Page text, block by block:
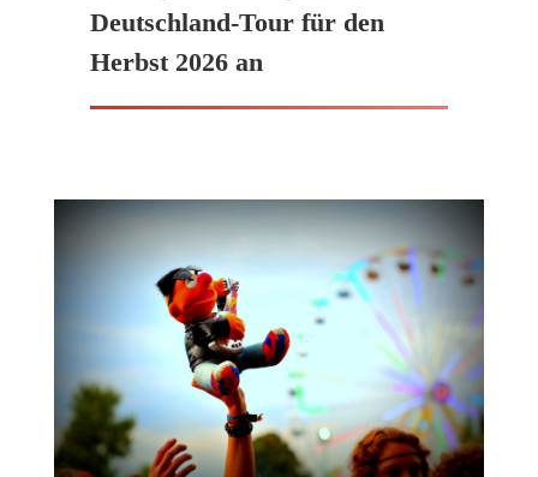
Deutschland-Tour für den
Herbst 2026 an